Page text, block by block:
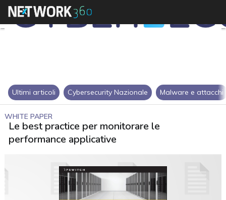
Ultimi articoli Cybersecurity Nazionale Malware e attacchi
WHITE PAPER
Le best practice per monitorare le
performance applicative